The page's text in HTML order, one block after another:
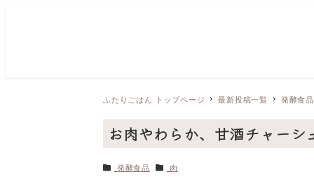
ふたりごはん トップページ 最新投稿一覧 発酵食品
お肉やわらか、甘酒チャーシ
カテゴリー
発酵食品 カテゴリー
肉